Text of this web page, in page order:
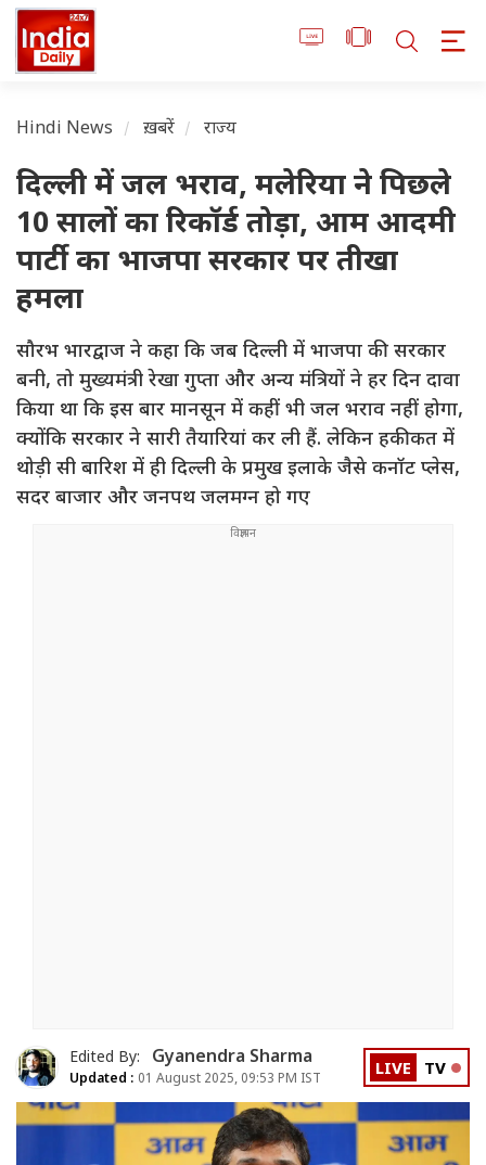
Hindi News ख़बरें राज्य
दिल्ली में जल भराव, मलेरिया ने पिछले
10 सालों का रिकॉर्ड तोड़ा, आम आदमी
पार्टी का भाजपा सरकार पर तीखा
हमला
सौरभ भारद्वाज ने कहा कि जब दिल्ली में भाजपा की सरकार
बनी, तो मुख्यमंत्री रेखा गुप्ता और अन्य मंत्रियों ने हर दिन दावा
किया था कि इस बार मानसून में कहीं भी जल भराव नहीं होगा,
क्योंकि सरकार ने सारी तैयारियां कर ली हैं. लेकिन हकीकत में
थोड़ी सी बारिश में ही दिल्ली के प्रमुख इलाके जैसे कनॉट प्लेस,
सदर बाजार और जनपथ जलमग्न हो गए
Edited By: Gyanendra Sharma
Updated : 01 August 2025, 09:53 PM IST LIVE TV